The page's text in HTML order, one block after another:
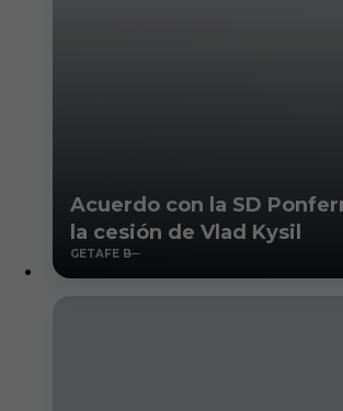
Acuerdo con la SD
la cesión de Vlad Kysil
GETAFE B